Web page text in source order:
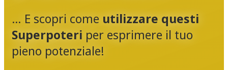
… E scopri come utilizzare questi
Superpoteri per esprimere il tuo
pieno potenziale!